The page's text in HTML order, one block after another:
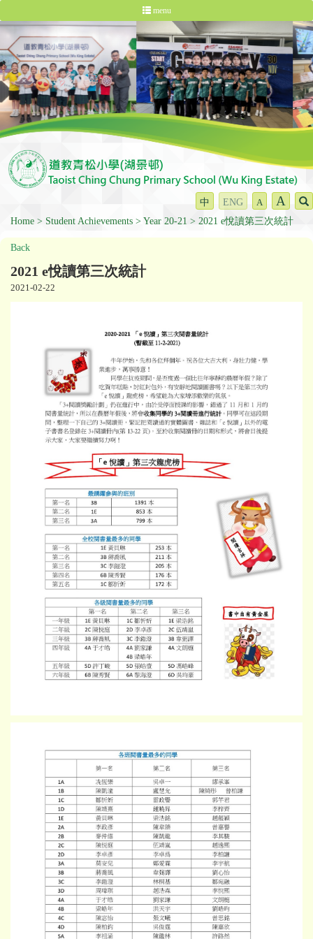
menu
中 ENG A A
Home Student Achievements Year 20-21 2021 e悅讀第三次統計
Back
2021 e悅讀第三次統計
2021-02-22